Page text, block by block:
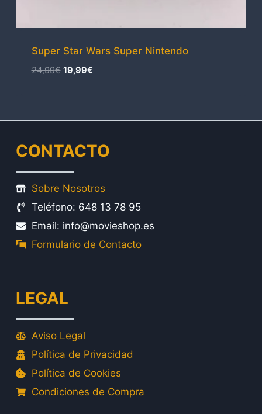
Super Star Wars Super Nintendo
24,99€ El
24,99€.
19,99€El
19,99€.
CONTACTO
Sobre Nosotros
Teléfono: 648 13 78 95
Email: info@movieshop.es
Formulario de Contacto
LEGAL
Aviso Legal
Política de Privacidad
Política de Cookies
Condiciones de Compra